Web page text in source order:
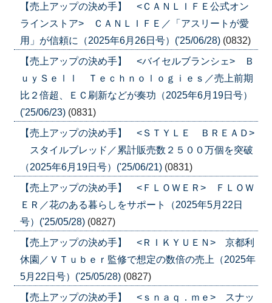
【売上アップの決め手】 <ＣＡＮＬＩＦＥ公式オン
ラインストア> ＣＡＮＬＩＦＥ／「アスリートが愛
用」が信頼に（2025年6月26日号）('25/06/28) (0832)
【売上アップの決め手】 <バイセルブランシェ> Ｂ
ｕｙＳｅｌｌ Ｔｅｃｈｎｏｌｏｇｉｅｓ／売上前期
比２倍超、ＥＣ刷新などが奏功（2025年6月19日号）
('25/06/23) (0831)
【売上アップの決め手】 <ＳＴＹＬＥ ＢＲＥＡＤ>
スタイルブレッド／累計販売数２５００万個を突破
（2025年6月19日号）('25/06/21) (0831)
【売上アップの決め手】 <ＦＬＯＷＥＲ> ＦＬＯＷ
ＥＲ／花のある暮らしをサポート（2025年5月22日
号）('25/05/28) (0827)
【売上アップの決め手】 <ＲＩＫＹＵＥＮ> 京都利
休園／ＶＴｕｂｅｒ監修で想定の数倍の売上（2025年
5月22日号）('25/05/28) (0827)
【売上アップの決め手】 <ｓｎａｑ．ｍｅ> スナッ